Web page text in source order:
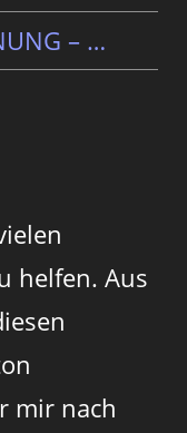
– …
helfen. Aus
mir nach